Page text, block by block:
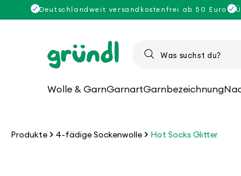
Direkt
zum
Deutschlandweit versandkostenfrei ab 50 Euro
Wolle & GarnGarnartGarnbezeichnung
Produkte 4-fädige Sockenwolle Hot Socks Glitter